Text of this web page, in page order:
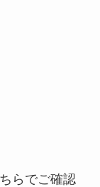
らでご確認